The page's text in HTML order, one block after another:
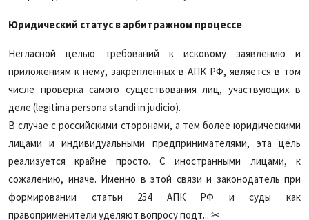
Юридический статус в арбитражном процессе
Негласной целью требований к исковому заявлению и
приложениям к нему, закрепленных в АПК РФ, является в том
числе проверка самого существования лиц, участвующих в
деле (legitima persona standi in judicio).
В случае с российскими сторонами, а тем более юридическими
лицами и индивидуальными предпринимателями, эта цель
реализуется крайне просто. С иностранными лицами, к
сожалению, иначе. Именно в этой связи и законодатель при
формировании статьи 254 АПК РФ и суды как
правоприменители уделяют вопросу подт... ✂